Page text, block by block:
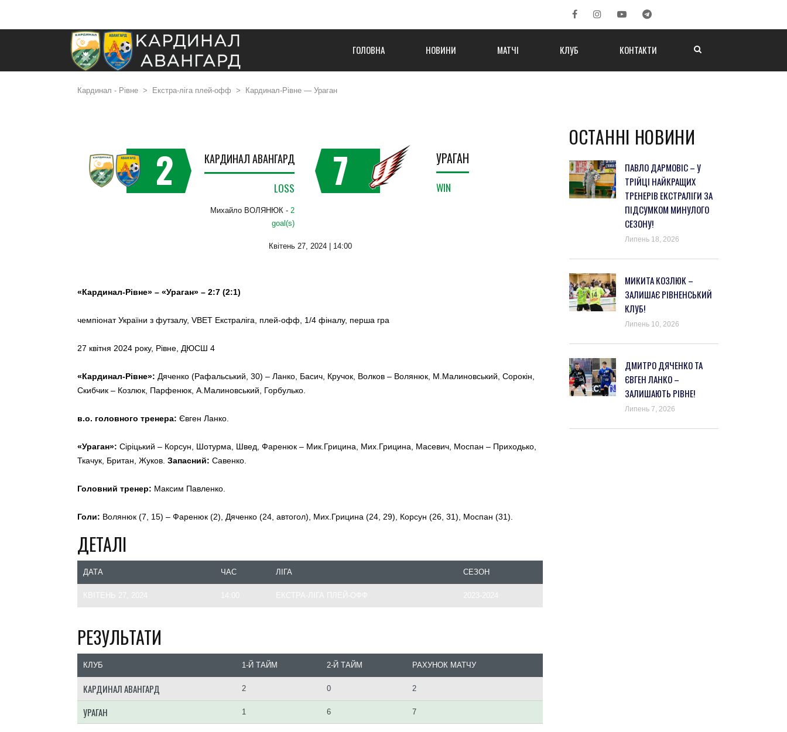
ГОЛОВНА НОВИНИ МАТЧІ КЛУБ КОНТАКТИ
Кардинал - Рівне > Екстра-ліга плей-офф > Кардинал-Рівне — Ураган
2 КАРДИНАЛ АВАНГАРД
LOSS
Михайло ВОЛЯНЮК - 2
goal(s)
7 УРАГАН
WIN
Квітень 27, 2024 | 14:00
«Кардинал-Рівне» – «Ураган» – 2:7 (2:1)
чемпіонат України з футзалу, VBET Екстраліга, плей-офф, 1/4 фіналу, перша гра
27 квітня 2024 року, Рівне, ДЮСШ 4
«Кардинал-Рівне»: Дяченко (Рафальський, 30) – Ланко, Басич, Кручок, Волков – Волянюк, М.Малиновський, Сорокін,
Скибчик – Козлюк, Парфенюк, А.Малиновський, Горбулько.
в.о. головного тренера: Євген Ланко.
«Ураган»: Сіріцький – Корсун, Шотурма, Швед, Фаренюк – Мик.Грицина, Мих.Грицина, Масевич, Моспан – Приходько,
Ткачук, Британ, Жуков. Запасний: Савенко.
Головний тренер: Максим Павленко.
Голи: Волянюк (7, 15) – Фаренюк (2), Дяченко (24, автогол), Мих.Грицина (24, 29), Корсун (26, 31), Моспан (31).
ДЕТАЛІ
ДАТА ЧАС ЛІГА СЕЗОН
РЕЗУЛЬТАТИ
КЛУБ 1-Й ТАЙМ 2-Й ТАЙМ РАХУНОК МАТЧУ
КАРДИНАЛ АВАНГАРД 2 0 2
УРАГАН 1 6 7
ОСТАННІ НОВИНИ
Липень 18, 2026
ПАВЛО ДАРМОВІС – У
ТРІЙЦІ НАЙКРАЩИХ
ТРЕНЕРІВ ЕКСТРАЛІГИ ЗА
ПІДСУМКОМ МИНУЛОГО
СЕЗОНУ!
Липень 10, 2026
МИКИТА КОЗЛЮК –
ЗАЛИШАЄ РІВНЕНСЬКИЙ
КЛУБ!
Липень 7, 2026
ДМИТРО ДЯЧЕНКО ТА
ЄВГЕН ЛАНКО –
ЗАЛИШАЮТЬ РІВНЕ!